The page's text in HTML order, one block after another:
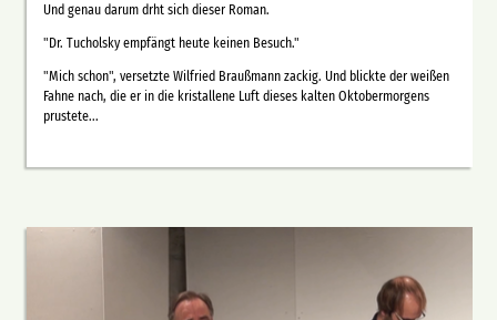
Und genau darum drht sich dieser Roman.
"Dr. Tucholsky empfängt heute keinen Besuch."
"Mich schon", versetzte Wilfried Braußmann zackig. Und blickte der weißen
Fahne nach, die er in die kristallene Luft dieses kalten Oktobermorgens
prustete...